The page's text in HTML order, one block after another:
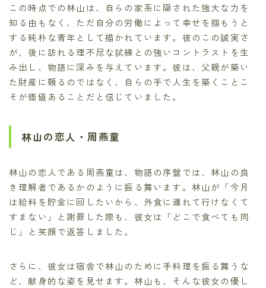
この時点での林山は、自らの家系に隠された強大な力を
知る由もなく、ただ自分の労働によって幸せを掴もうと
する純朴な青年として描かれています。彼のこの誠実さ
が、後に訪れる理不尽な試練との強いコントラストを生
み出し、物語に深みを与えています。彼は、父親が築い
た財産に頼るのではなく、自らの手で人生を築くことこ
そが価値あることだと信じていました。
林山の恋人・周燕童
林山の恋人である周燕童は、物語の序盤では、林山の良
き理解者であるかのように振る舞います。林山が「今月
は給料を貯金に回したいから、外食に連れて行けなくて
すまない」と謝罪した際も、彼女は「どこで食べても同
じ」と笑顔で返答しました。
さらに、彼女は宿舎で林山のために手料理を振る舞うな
ど、献身的な姿を見せます。林山も、そんな彼女の優し